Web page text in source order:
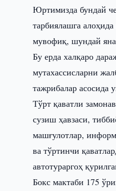
Юртимизда бундай
тарбиялашга
мувофиқ, шундай
Бу ерда халқаро
мутахассисларни
тажрибалар
Тўрт қаватли
сузиш ҳавзаси,
машғулотлар,
ва тўртинчи
автотураргоҳ
Бокс мактаби 175